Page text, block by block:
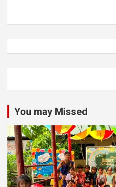
You may Missed